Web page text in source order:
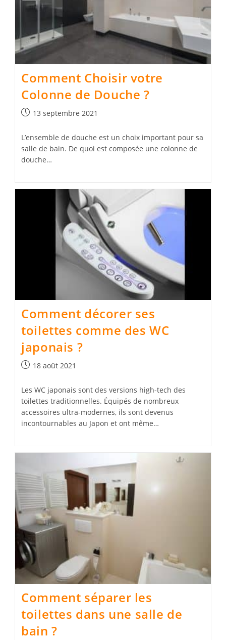
Comment Choisir votre
Colonne de Douche ?
Publication
13 septembre 2021
L’ensemble de douche est un choix important pour sa
salle de bain. De quoi est composée une colonne de
douche…
Comment décorer ses
toilettes comme des WC
japonais ?
Publication
18 août 2021
Les WC japonais sont des versions high-tech des
toilettes traditionnelles. Équipés de nombreux
accessoires ultra-modernes, ils sont devenus
incontournables au Japon et ont même…
Comment séparer les
toilettes dans une salle de
bain ?